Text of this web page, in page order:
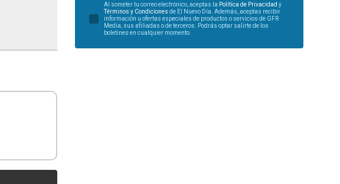
Al someter tu correo electrónico, aceptas la Política de Privacidad y
Términos y Condiciones de El Nuevo Día. Además, aceptas recibir
información u ofertas especiales de productos o servicios de GFR
Media, sus afiliadas o de terceros. Podrás optar salirte de los
boletines en cualquier momento.